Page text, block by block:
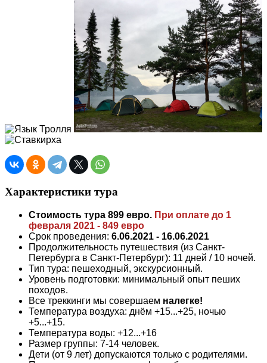
Характеристики тура
Стоимость тура 899 евро. При оплате до 1
февраля 2021 - 849 евро
Срок проведения: 6.06.2021 - 16.06.2021
Продолжительность путешествия (из Санкт-
Петербурга в Санкт-Петербург): 11 дней / 10 ночей.
Тип тура: пешеходный, экскурсионный.
Уровень подготовки: минимальный опыт пеших
походов.
Все треккинги мы совершаем налегке!
Температура воздуха: днём +15...+25, ночью
+5...+15.
Температура воды: +12...+16
Размер группы: 7-14 человек.
Дети (от 9 лет) допускаются только с родителями.